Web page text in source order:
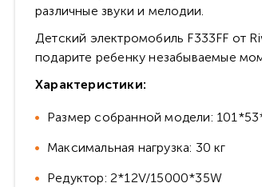
различные звуки и мелодии.
Детский электромобиль F333FF от
подарите ребенку незабываемые
Характеристики:
Размер собранной модели:
Максимальная нагрузка: 30 кг
Редуктор: 2*12V/15000*35W